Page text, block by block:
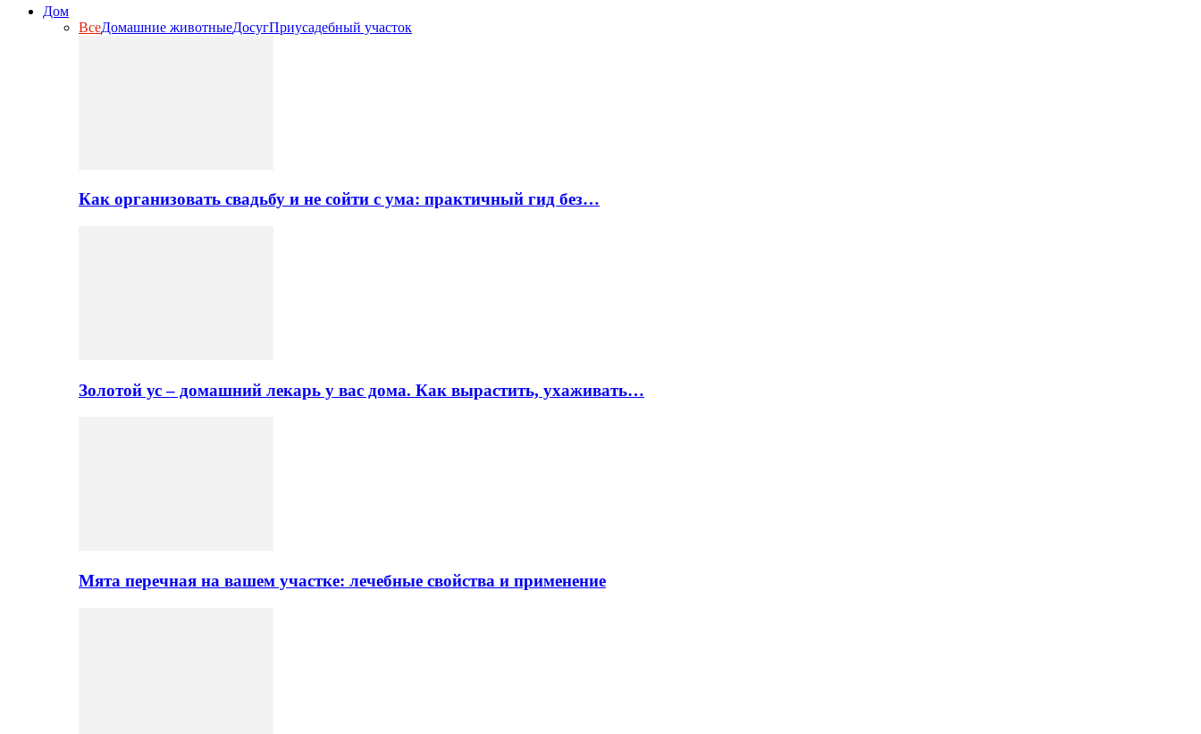
Дом
ВсеДомашние животныеДосугПриусадебный участок
Как организовать свадьбу и не сойти с ума: практичный гид без…
Золотой ус – домашний лекарь у вас дома. Как вырастить, ухаживать…
Мята перечная на вашем участке: лечебные свойства и применение